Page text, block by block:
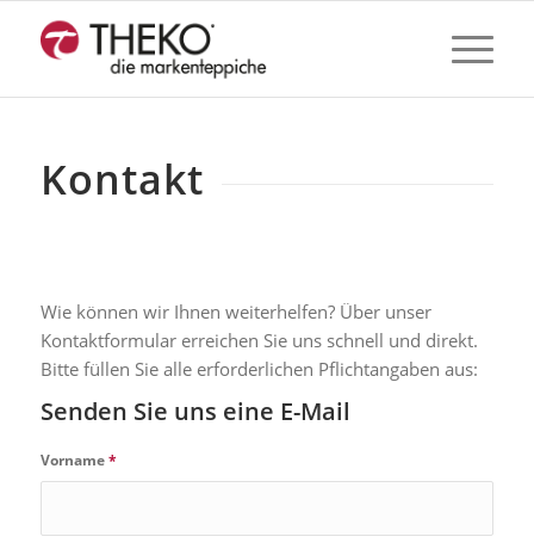
Kontakt
Wie können wir Ihnen weiterhelfen? Über unser
Kontaktformular erreichen Sie uns schnell und direkt.
Bitte füllen Sie alle erforderlichen Pflichtangaben aus:
Senden Sie uns eine E-Mail
Vorname*